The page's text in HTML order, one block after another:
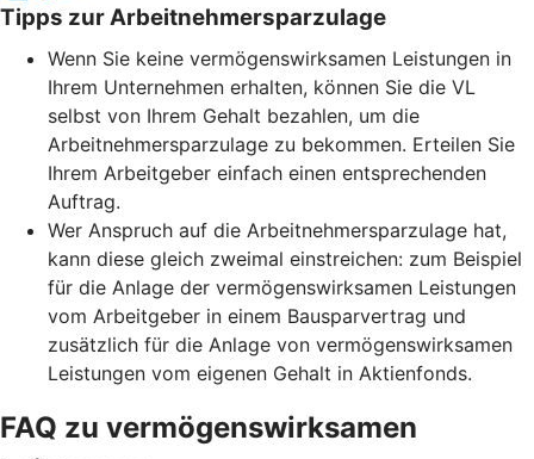
Tipps zur Arbeitnehmersparzulage
Wenn Sie keine vermögenswirksamen Leistungen in
Ihrem Unternehmen erhalten, können Sie die VL
selbst von Ihrem Gehalt bezahlen, um die
Arbeitnehmersparzulage zu bekommen. Erteilen Sie
Ihrem Arbeitgeber einfach einen entsprechenden
Auftrag.
Wer Anspruch auf die Arbeitnehmersparzulage hat,
kann diese gleich zweimal einstreichen: zum Beispiel
für die Anlage der vermögenswirksamen Leistungen
vom Arbeitgeber in einem Bausparvertrag und
zusätzlich für die Anlage von vermögenswirksamen
Leistungen vom eigenen Gehalt in Aktienfonds.
FAQ zu vermögenswirksamen